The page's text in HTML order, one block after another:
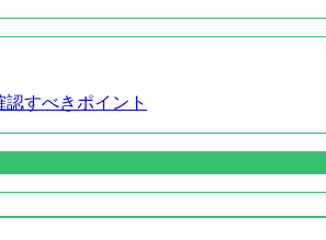
すべきポイント